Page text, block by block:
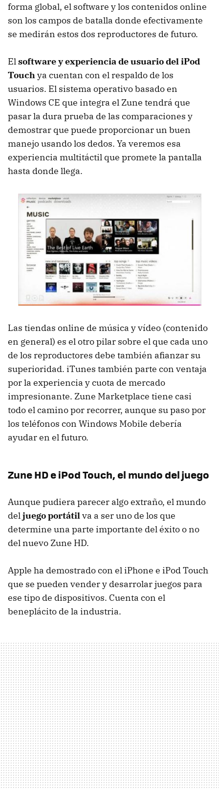
forma global, el software y los contenidos online
son los campos de batalla donde efectivamente
se medirán estos dos reproductores de futuro.
Elsoftware y experiencia de usuario del iPod
Touchya cuentan con el respaldo de los
usuarios. El sistema operativo basado en
Windows CE que integra el Zune tendrá que
pasar la dura prueba de las comparaciones y
demostrar que puede proporcionar un buen
manejo usando los dedos. Ya veremos esa
experiencia multitáctil que promete la pantalla
hasta donde llega.
Las tiendas online de música y vídeo (contenido
en general) es el otro pilar sobre el que cada uno
de los reproductores debe también afianzar su
superioridad. iTunes también parte con ventaja
por la experiencia y cuota de mercado
impresionante. Zune Marketplace tiene casi
todo el camino por recorrer, aunque su paso por
los teléfonos con Windows Mobile debería
ayudar en el futuro.
Zune HD e iPod Touch, el mundo del juego
Aunque pudiera parecer algo extraño, el mundo
deljuego portátilva a ser uno de los que
determine una parte importante del éxito o no
del nuevo Zune HD.
Apple ha demostrado con el iPhone e iPod Touch
que se pueden vender y desarrolar juegos para
ese tipo de dispositivos. Cuenta con el
beneplácito de la industria.